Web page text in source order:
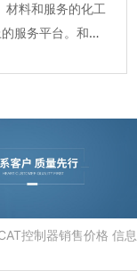
材料和服务的化工
服务平台。和氏
个子公司，在全
控制器销售价格 信息